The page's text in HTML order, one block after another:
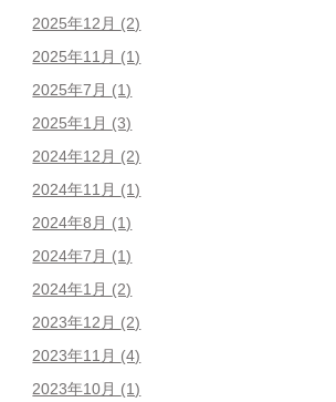
2025年12月 (2)
2025年11月 (1)
2025年7月 (1)
2025年1月 (3)
2024年12月 (2)
2024年11月 (1)
2024年8月 (1)
2024年7月 (1)
2024年1月 (2)
2023年12月 (2)
2023年11月 (4)
2023年10月 (1)